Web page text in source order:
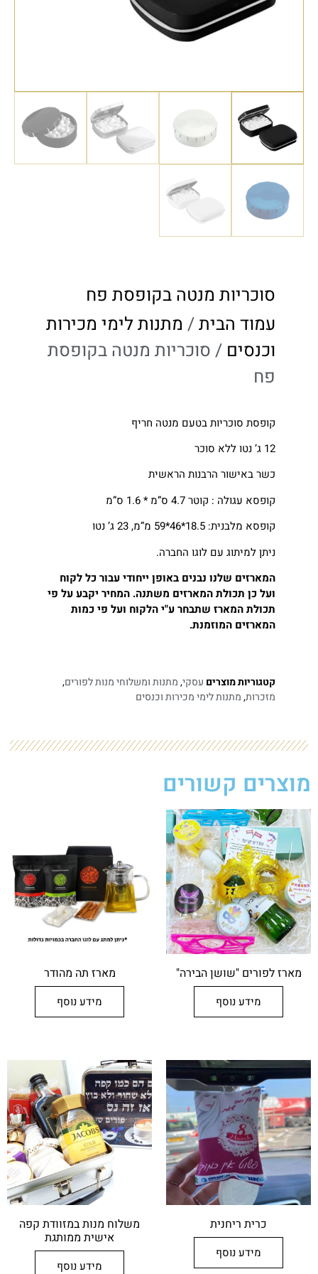
סוכריות מנטה בקופסת פח
עמוד הבית/ מתנות לימי מכירות
וכנסים​ / סוכריות מנטה בקופסת
פח
קופסת סוכריות בטעם מנטה חריף
12 ג’ נטו ללא סוכר
כשר באישור הרבנות הראשית
קופסא עגולה : קוטר 4.7 ס”מ * 1.6 ס”מ
קופסא מלבנית: 18.5*46*59 מ”מ, 23 ג’ נטו
ניתן למיתוג עם לוגו החברה.
המארזים שלנו נבנים באופן ייחודי עבור כל לקוח
ועל כן תכולת המארזים משתנה. המחיר יקבע על פי
תכולת המארז שתבחר ע"י הלקוח ועל פי כמות
המארזים המוזמנת.
קטגוריות מוצרים עסקי,מתנות ומשלוחי מנות לפורים,
מזכרות,מתנות לימי מכירות וכנסים​
מוצרים קשורים
מארז לפורים "שושן הבירה"
מידע נוסף
מארז תה מהודר
מידע נוסף
כרית ריחנית
מידע נוסף
משלוח מנות במזוודת קפה
אישית ממותגת
מידע נוסף